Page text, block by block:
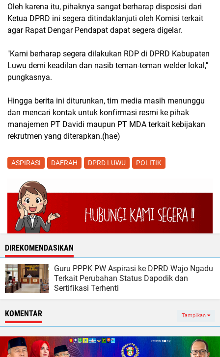
Oleh karena itu, pihaknya sangat berharap disposisi dari
Ketua DPRD ini segera ditindaklanjuti oleh Komisi terkait
agar Rapat Dengar Pendapat dapat segera digelar.
"Kami berharap segera dilakukan RDP di DPRD Kabupaten
Luwu demi keadilan dan nasib teman-teman welder lokal,"
pungkasnya.
Hingga berita ini diturunkan, tim media masih menunggu
dan mencari kontak untuk konfirmasi resmi ke pihak
manajemen PT Davidi maupun PT MDA terkait kebijakan
rekrutmen yang diterapkan.(hae)
ASPIRASI DAERAH DPRD LUWU POLITIK
DIREKOMENDASIKAN
Guru PPPK PW Aspirasi ke DPRD Wajo Ngadu
Terkait Perubahan Status Dapodik dan
Sertifikasi Terhenti
KOMENTAR Tampilkan